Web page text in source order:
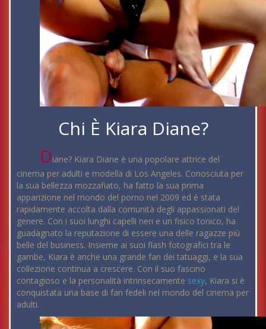
Chi È Kiara Diane?
Diane? Kiara Diane è una popolare attrice del
cinema per adulti e modella di Los Angeles. Conosciuta per
la sua bellezza mozzafiato, ha fatto la sua prima
apparizione nel mondo del porno nel 2009 ed è stata
rapidamente accolta dalla comunità degli appassionati del
genere. Con i suoi lunghi capelli neri e un fisico tonico, ha
guadagnato la reputazione di essere una delle ragazze più
belle del business. Insieme ai suoi flash fotografici tra le
gambe, Kiara è anche una grande fan dei tatuaggi, e la sua
collezione continua a crescere. Con il suo fascino
contagioso e la personalità intrinsecamente sexy, Kiara si è
conquistata una base di fan fedeli nel mondo del cinema per
adulti.